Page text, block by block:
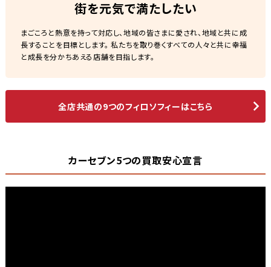
街を元気で満たしたい
まごころと熱意を持って対応し、地域の皆さまに愛され、地域と共に成
長することを目標とします。 私たちを取り巻くすべての人々と共に幸福
と成長を分かちあえる店舗を目指します。
全店共通の9つのフィロソフィーはこちら
カーセブン5つの買取安心宣言